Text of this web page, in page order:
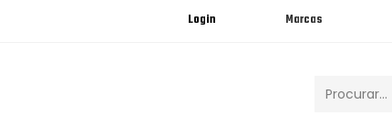
Login Marcas
Procurar...